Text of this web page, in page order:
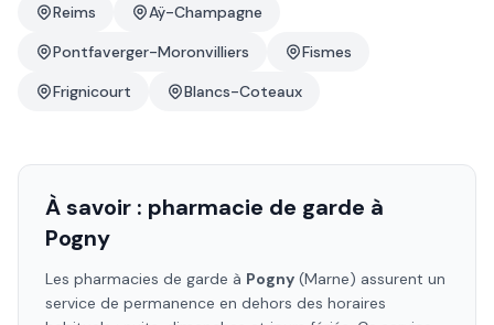
Reims
Aÿ-Champagne
Pontfaverger-Moronvilliers
Fismes
Frignicourt
Blancs-Coteaux
À savoir : pharmacie de garde à
Pogny
Les pharmacies de garde à Pogny (Marne) assurent un
service de permanence en dehors des horaires